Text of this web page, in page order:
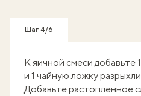
Шаг 4/6
К яичной смеси добавьте
и 1 чайную ложку
Добавьте растопленное